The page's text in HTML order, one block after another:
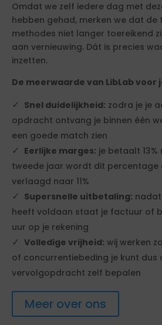
Omdat we zelf iedere dag met
hebben gehad, merken we dat de
methodes niet langer toereikend
aan vernieuwing. Dát is precies
inzetten.
De meerwaarde van LibLab
Snel duidelijkheid: zodra je je
opdracht ontvang je binnen één
een goede match zien
Eerlijke marges: je betaalt
tweede jaar wordt dit percentage
verlaagd naar 11%
Supersnelle uitbetaling:
heeft voldaan staat je factuur of
uur op je rekening
Volledige vrijheid: wij werken
of concurrentiebeding je kunt dus
vervolgopdracht zelf bepalen
Meer over ons